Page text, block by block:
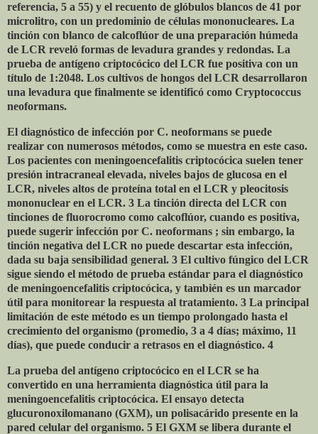
referencia, 5 a 55) y el recuento de glóbulos blancos de 41 por
microlitro, con un predominio de células mononucleares. La
tinción con blanco de calcoflúor de una preparación húmeda
de LCR reveló formas de levadura grandes y redondas. La
prueba de antígeno criptocócico del LCR fue positiva con un
título de 1:2048. Los cultivos de hongos del LCR desarrollaron
una levadura que finalmente se identificó como Cryptococcus
neoformans.
El diagnóstico de infección por C. neoformans se puede
realizar con numerosos métodos, como se muestra en este caso.
Los pacientes con meningoencefalitis criptocócica suelen tener
presión intracraneal elevada, niveles bajos de glucosa en el
LCR, niveles altos de proteína total en el LCR y pleocitosis
mononuclear en el LCR. 3 La tinción directa del LCR con
tinciones de fluorocromo como calcoflúor, cuando es positiva,
puede sugerir infección por C. neoformans ; sin embargo, la
tinción negativa del LCR no puede descartar esta infección,
dada su baja sensibilidad general. 3 El cultivo fúngico del LCR
sigue siendo el método de prueba estándar para el diagnóstico
de meningoencefalitis criptocócica, y también es un marcador
útil para monitorear la respuesta al tratamiento. 3 La principal
limitación de este método es un tiempo prolongado hasta el
crecimiento del organismo (promedio, 3 a 4 días; máximo, 11
días), que puede conducir a retrasos en el diagnóstico. 4
La prueba del antígeno criptocócico en el LCR se ha
convertido en una herramienta diagnóstica útil para la
meningoencefalitis criptocócica. El ensayo detecta
glucuronoxilomanano (GXM), un polisacárido presente en la
pared celular del organismo. 5 El GXM se libera durante el